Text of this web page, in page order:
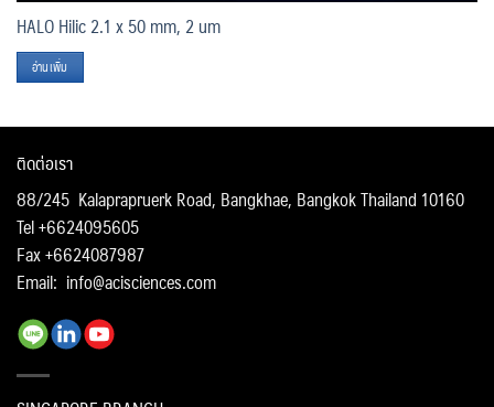
HALO Hilic 2.1 x 50 mm, 2 um
อ่านเพิ่ม
ติดต่อเรา
88/245 Kalaprapruerk Road, Bangkhae, Bangkok Thailand 10160
Tel +6624095605
Fax +6624087987
Email: info@acisciences.com